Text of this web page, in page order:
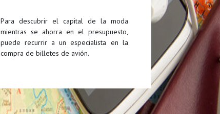
Para descubrir el capital de la moda
mientras se ahorra en el presupuesto,
puede recurrir a un especialista en la
compra de billetes de avión.